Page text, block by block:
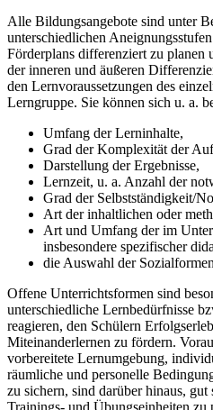
Alle Bildungsangebote sind unter
unterschiedlichen
Förderplans differenziert zu planen
der inneren und äußeren
den Lernvoraussetzungen des
Lerngruppe. Sie können sich u. a.
Umfang der Lerninhalte,
Grad der Komplexität der
Darstellung der Ergebnisse,
Lernzeit, u. a. Anzahl der
Grad der Selbstständigkeit/
Art der inhaltlichen oder
Art und Umfang der im
insbesondere spezifischer
die Auswahl der
Offene Unterrichtsformen sind
unterschiedliche Lernbedürfnisse
reagieren, den Schülern
Miteinanderlernen zu fördern.
vorbereitete Lernumgebung,
räumliche und personelle
zu sichern, sind darüber hinaus,